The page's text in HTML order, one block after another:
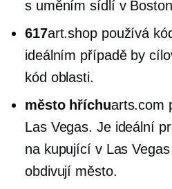
s uměním sídlí v
617art.shop používá
ideálním případě by
kód oblasti.
město hříchuarts.com
Las Vegas. Je ideální
na kupující v Las
obdivují město.